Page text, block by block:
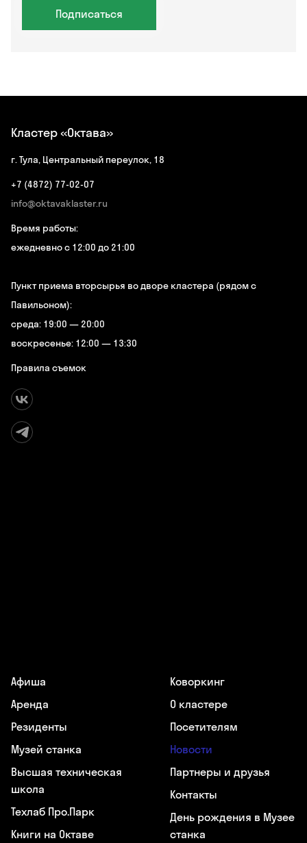
Подписаться
Кластер «Октава»
г. Тула, Центральный переулок, 18
+7 (4872) 77-02-07
info@oktavaklaster.ru
Время работы:
ежедневно с 12:00 до 21:00
Пункт приема вторсырья во дворе кластера (рядом с
Павильоном):
среда: 19:00 — 20:00
воскресенье: 12:00 — 13:30
Правила съемок
Афиша
Аренда
Резиденты
Музей станка
Высшая техническая
школа
Техлаб Про.Парк
Книги на Октаве
Коворкинг
О кластере
Посетителям
Новости
Партнеры и друзья
Контакты
День рождения в Музее
станка